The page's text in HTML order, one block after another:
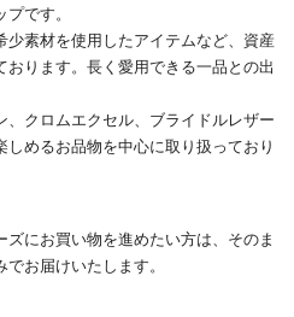
です。
少素材を使用したアイテムなど、資産
ります。長く愛用できる一品との出
クロムエクセル、ブライドルレザー
めるお品物を中心に取り扱っており
にお買い物を進めたい方は、そのま
お届けいたします。